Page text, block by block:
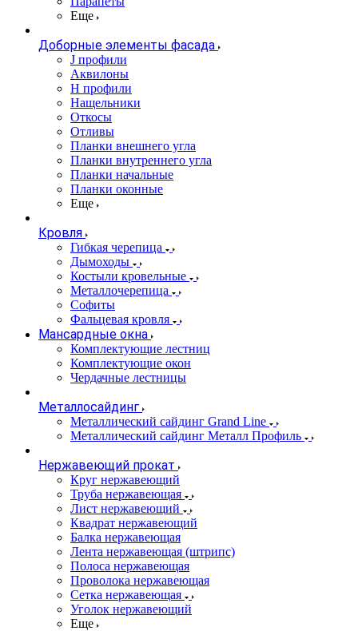
Еще
Доборные элементы фасада
J профили
Аквилоны
Н профили
Нащельники
Откосы
Отливы
Планки внешнего угла
Планки внутреннего угла
Планки начальные
Планки оконные
Еще
Кровля
Гибкая черепица
Дымоходы
Костыли кровельные
Металлочерепица
Софиты
Фальцевая кровля
Мансардные окна
Комплектующие лестниц
Комплектующие окон
Чердачные лестницы
Металлосайдинг
Металлический сайдинг Grand Line
Металлический сайдинг Металл Профиль
Нержавеющий прокат
Круг нержавеющий
Труба нержавеющая
Лист нержавеющий
Квадрат нержавеющий
Балка нержавеющая
Лента нержавеющая (штрипс)
Полоса нержавеющая
Проволока нержавеющая
Сетка нержавеющая
Уголок нержавеющий
Еще